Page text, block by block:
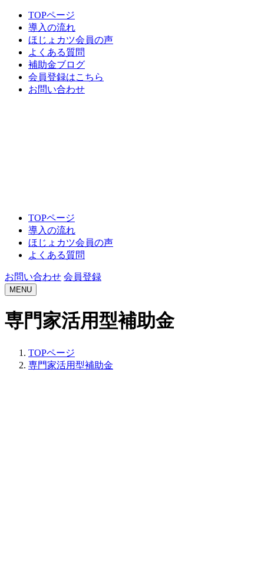
TOPページ
導入の流れ
ほじょカツ会員の声
よくある質問
補助金ブログ
会員登録はこちら
お問い合わせ
TOPページ
導入の流れ
ほじょカツ会員の声
よくある質問
お問い合わせ 会員登録
MENU
専門家活用型補助金
TOPページ
専門家活用型補助金